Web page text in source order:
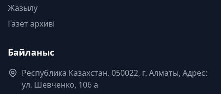
Жазылу
Газет архиві
Байланыс
Республика Казахстан. 050022, г. Алматы, Адрес:
ул. Шевченко, 106 а